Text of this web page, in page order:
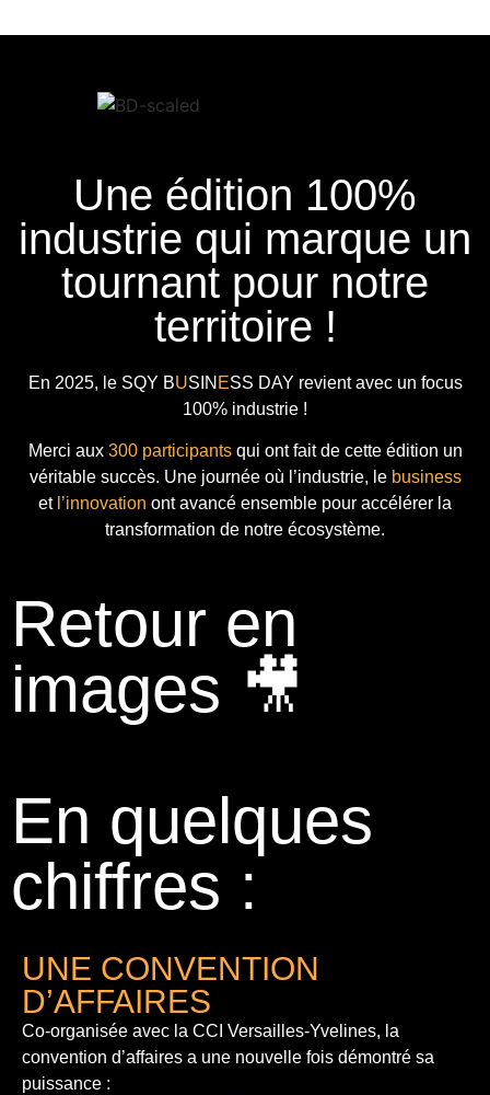
Une édition 100%
industrie qui marque un
tournant pour notre
territoire !
En 2025, le SQY BUSIN ESS DAY revient avec un focus
100% industrie !
Merci aux 300 participantsqui ont fait de cette édition un
véritable succès. Une journée où l’industrie, le business
et l’innovation ont avancé ensemble pour accélérer la
transformation de notre écosystème.
Retour en
images 🎥
En quelques
chiffres :
UNE CONVENTION
D’AFFAIRES
Co-organisée avec la CCI Versailles-Yvelines, la
convention d’affaires a une nouvelle fois démontré sa
puissance :